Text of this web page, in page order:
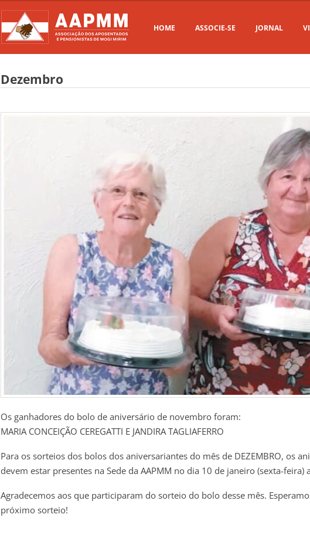
HOME ASSOCIE-SE JORNAL
Dezembro
Os ganhadores do bolo de aniversário de novembro foram:
MARIA CONCEIÇÃO CEREGATTI E JANDIRA TAGLIAFERRO
Para os sorteios dos bolos dos aniversariantes do mês de DEZEMBRO, os
devem estar presentes na Sede da AAPMM no dia 10 de janeiro (sexta-feira)
Agradecemos aos que participaram do sorteio do bolo desse mês.
próximo sorteio!